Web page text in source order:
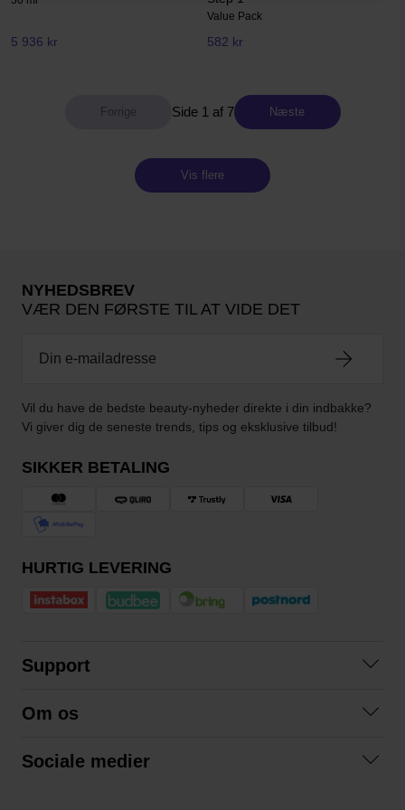
5 936 kr
Value Pack
582 kr
Side 1 af 7 Næste
Vis flere
NYHEDSBREV
VÆR DEN FØRSTE TIL AT VIDE DET
Vil du have de bedste beauty-nyheder direkte i din indbakke?
Vi giver dig de seneste trends, tips og eksklusive tilbud!
SIKKER BETALING
HURTIG LEVERING
Support
Betingelser
Om os
Sociale medier